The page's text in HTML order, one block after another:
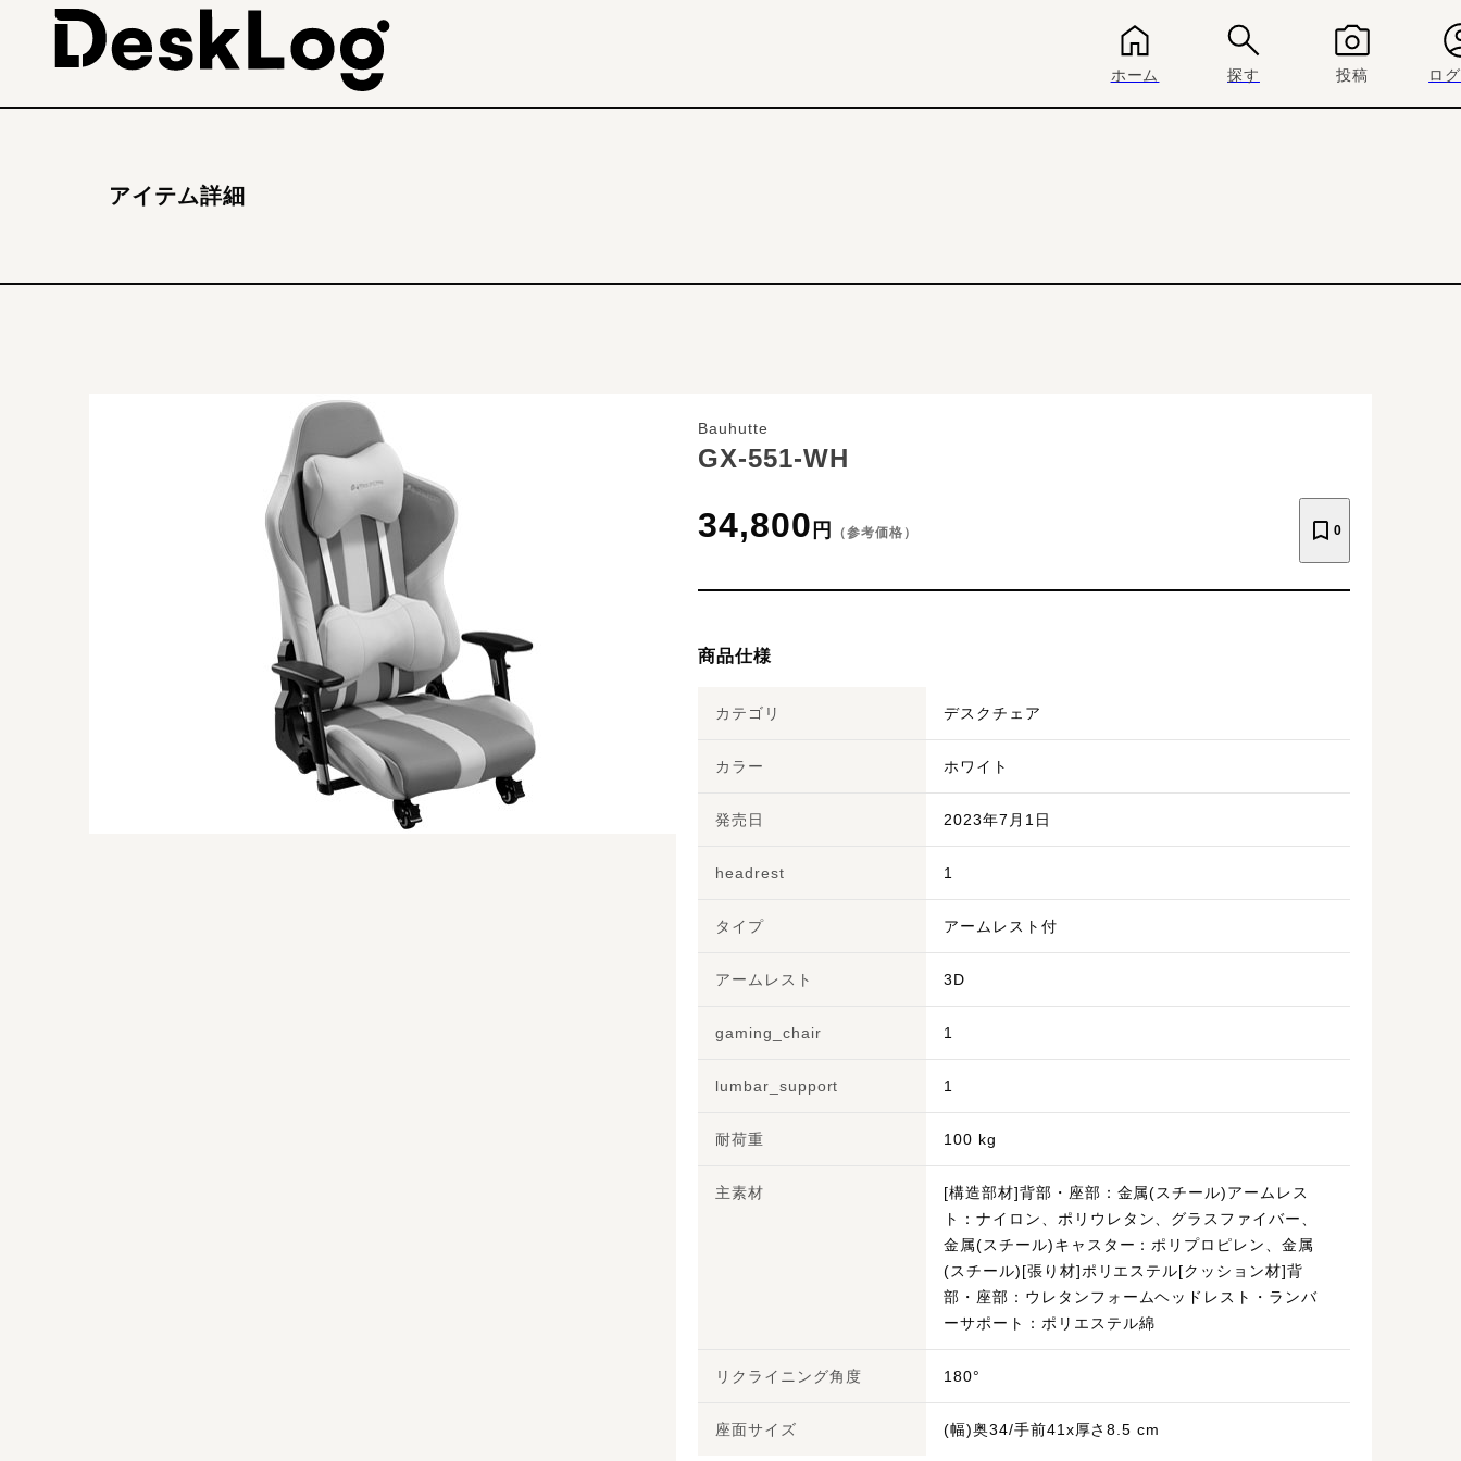
ホーム 探す 投稿 ロ
アイテム詳細
Bauhutte
GX-551-WH
34,800 円 （参考価格） 0
商品仕様
カテゴリ デスクチェア
カラー ホワイト
発売日 2023年7月1日
headrest 1
タイプ アームレスト付
アームレスト 3D
gaming_chair 1
lumbar_support 1
耐荷重 100 kg
主素材
[構造部材]背部・座部：金属(スチール)アームレス
ト：ナイロン、ポリウレタン、グラスファイバー、
金属(スチール)キャスター：ポリプロピレン、金属
(スチール)[張り材]ポリエステル[クッション材]背
部・座部：ウレタンフォームヘッドレスト・ランバ
ーサポート：ポリエステル綿
リクライニング角度 180°
座面サイズ (幅)奥34/手前41x厚さ8.5 cm